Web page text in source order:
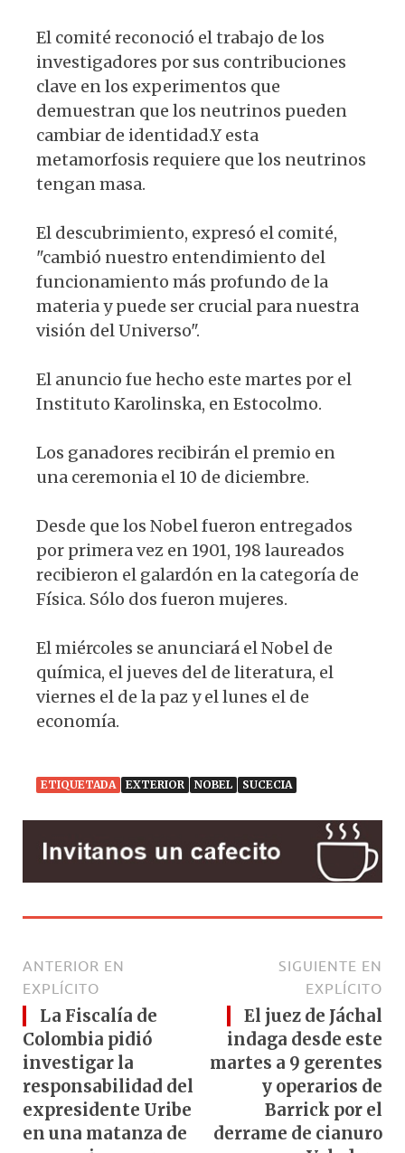
El comité reconoció el trabajo de los
investigadores por sus contribuciones
clave en los experimentos que
demuestran que los neutrinos pueden
cambiar de identidad.Y esta
metamorfosis requiere que los neutrinos
tengan masa.
El descubrimiento, expresó el comité,
"cambió nuestro entendimiento del
funcionamiento más profundo de la
materia y puede ser crucial para nuestra
visión del Universo".
El anuncio fue hecho este martes por el
Instituto Karolinska, en Estocolmo.
Los ganadores recibirán el premio en
una ceremonia el 10 de diciembre.
Desde que los Nobel fueron entregados
por primera vez en 1901, 198 laureados
recibieron el galardón en la categoría de
Física. Sólo dos fueron mujeres.
El miércoles se anunciará el Nobel de
química, el jueves del de literatura, el
viernes el de la paz y el lunes el de
economía.
ETIQUETADA EXTERIOR NOBEL SUCECIA
ANTERIOR EN
EXPLÍCITO
La Fiscalía de
Colombia pidió
investigar la
responsabilidad del
expresidente Uribe
en una matanza de
SIGUIENTE EN
EXPLÍCITO
El juez de Jáchal
indaga desde este
martes a 9 gerentes
y operarios de
Barrick por el
derrame de cianuro